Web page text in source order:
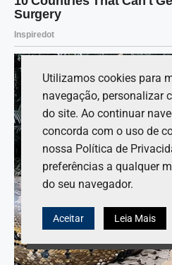
Utilizamos cookies para
navegação, personalizar
do site. Ao continuar
concorda com o uso de
nossa Política de
preferências a qualquer
do seu navegador.
Aceitar Leia Mais